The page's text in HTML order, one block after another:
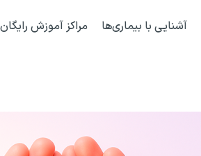
آشنایی با بیماری‌ها مراکز آموزش